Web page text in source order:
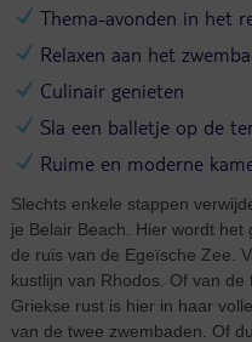
Thema-avonden in het
Relaxen aan het
Culinair genieten
Sla een balletje op de
Ruime en moderne
Slechts enkele stappen
je Belair Beach. Hier wordt
de ruis van de Egeïsche Zee.
kustlijn van Rhodos. Of van
Griekse rust is hier in haar
van de twee zwembaden. Of